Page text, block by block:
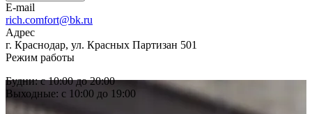
E-mail
rich.comfort@bk.ru
Адрес
г. Краснодар, ул. Красных Партизан 501
Режим работы
Будни: с 10:00 до 20:00
Выходные: с 10:00 до 19:00